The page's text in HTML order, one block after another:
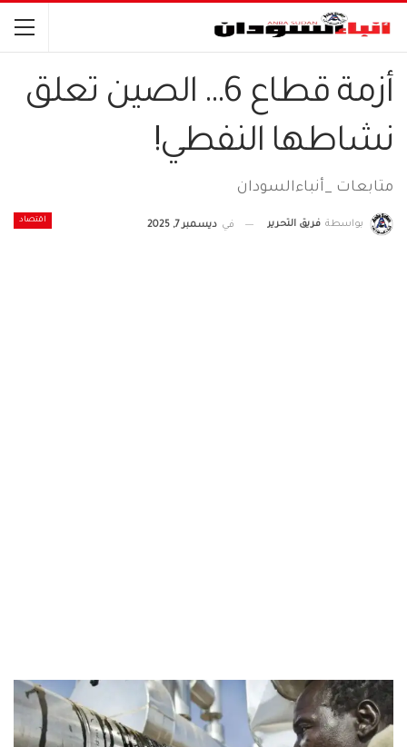
أزمة قطاع 6… الصين تعلق
نشاطها النفطي!
متابعات _أنباءالسودان
اقتصاد بواسطة فريق التحرير في ديسمبر 7, 2025